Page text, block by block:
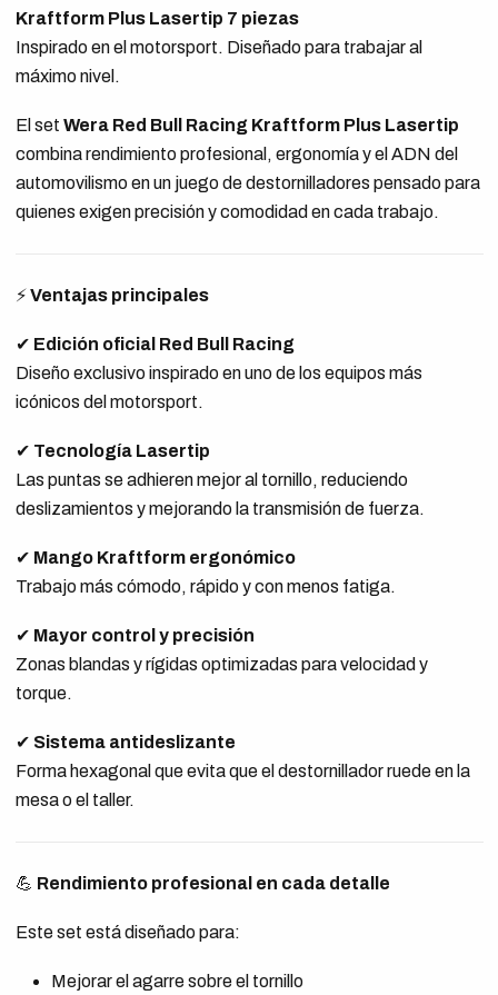
Kraftform Plus Lasertip 7 piezas
Inspirado en el motorsport. Diseñado para trabajar al
máximo nivel.
El set Wera Red Bull Racing Kraftform Plus Lasertip
combina rendimiento profesional, ergonomía y el ADN del
automovilismo en un juego de destornilladores pensado para
quienes exigen precisión y comodidad en cada trabajo.
⚡Ventajas principales
✔ Edición oficial Red Bull Racing
Diseño exclusivo inspirado en uno de los equipos más
icónicos del motorsport.
✔ Tecnología Lasertip
Las puntas se adhieren mejor al tornillo, reduciendo
deslizamientos y mejorando la transmisión de fuerza.
✔ Mango Kraftform ergonómico
Trabajo más cómodo, rápido y con menos fatiga.
✔ Mayor control y precisión
Zonas blandas y rígidas optimizadas para velocidad y
torque.
✔ Sistema antideslizante
Forma hexagonal que evita que el destornillador ruede en la
mesa o el taller.
💪 Rendimiento profesional en cada detalle
Este set está diseñado para:
Mejorar el agarre sobre el tornillo